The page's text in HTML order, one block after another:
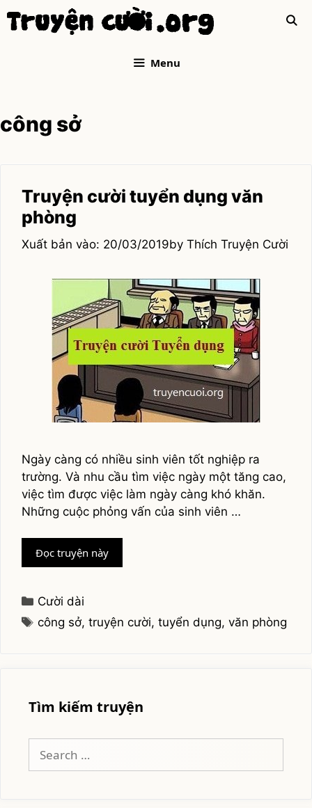
Menu
công sở
Truyện cười tuyển dụng văn
phòng
20/03/2019by Thích Truyện Cười
Ngày càng có nhiều sinh viên tốt nghiệp ra
trường. Và nhu cầu tìm việc ngày một tăng cao,
việc tìm được việc làm ngày càng khó khăn.
Những cuộc phỏng vấn của sinh viên …
Đọc truyện nàyTruyện
cười
phòng
Categories
Cười dài
Tags
công sở,truyện cười,tuyển dụng,văn phòng
Tìm kiếm truyện
for: